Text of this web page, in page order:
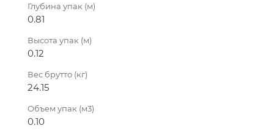
Глубина упак (м)
0.81
Высота упак (м)
0.12
Вес брутто (кг)
24.15
Объем упак (м3)
0.10